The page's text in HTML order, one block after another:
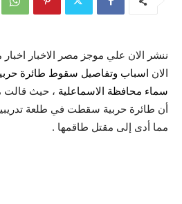
ننشر الان علي موجز مصر الاخبار
الان اسباب وتفاصيل سقوط طائرة
سماء محافظة الاسماعلية ، حيث
أن طائرة حربية سقطت في طلعة
مما أدى إلى مقتل طاقمها .